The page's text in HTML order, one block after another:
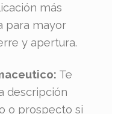
más
para mayor
y apertura.
Te
descripción
o prospecto si